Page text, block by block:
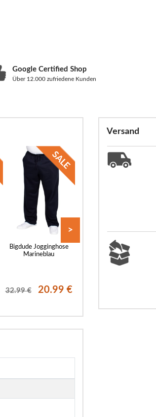
Google Certified Shop
Über 12.000 zufriedene Kunden
Versand
Bigdude Jogginghose
Marineblau
32.99 € 20.99 €
Basic Joggers
Doppelpack
Schwarz/Schwarz
>